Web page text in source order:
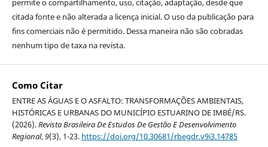
permite o compartilhamento, uso, citação, adaptação, desde que
citada fonte e não alterada a licença inicial. O uso da publicação para
fins comerciais não é permitido. Dessa maneira não são cobradas
nenhum tipo de taxa na revista.
Como Citar
ENTRE AS ÁGUAS E O ASFALTO: TRANSFORMAÇÕES AMBIENTAIS,
HISTÓRICAS E URBANAS DO MUNICÍPIO ESTUARINO DE IMBÉ/RS.
(2026).Revista Brasileira De Estudos De Gestão E Desenvolvimento
Regional,9(3), 1-23. https://doi.org/10.30681/rbegdr.v9i3.14785